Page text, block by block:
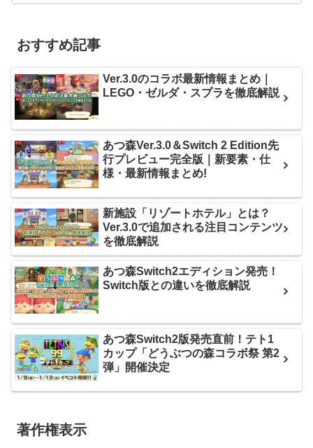
おすすめ記事
Ver.3.0のコラボ最新情報まとめ｜
LEGO・ゼルダ・スプラを徹底解説
あつ森Ver.3.0＆Switch 2 Edition先
行プレビュー完全版｜新要素・仕
様・最新情報まとめ!
新施設「リゾートホテル」とは？
Ver.3.0で追加される注目コンテンツ
を徹底解説
あつ森Switch2エディション発売！
Switch版との違いを徹底解説
あつ森Switch2版発売直前！テト1
カップ「どうぶつの森コラボ祭 第2
弾」開催決定
著作権表示